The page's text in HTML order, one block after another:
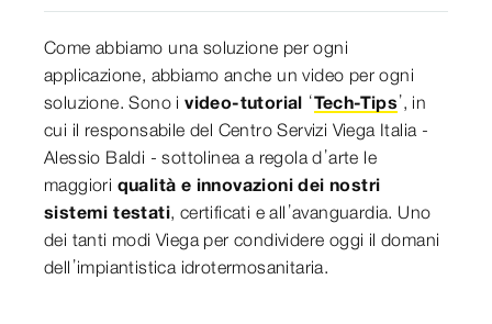
Come abbiamo una soluzione per ogni
applicazione, abbiamo anche un video per ogni
soluzione. Sono ivideo-tutorial ‘Tech-Tips’, in
cui il responsabile del Centro Servizi Viega Italia -
Alessio Baldi - sottolinea a regola d’arte le
maggiori qualità e innovazioni dei nostri
sistemi testati, certificati e all’avanguardia. Uno
dei tanti modi Viega per condividere oggi il domani
dell’impiantistica idrotermosanitaria.